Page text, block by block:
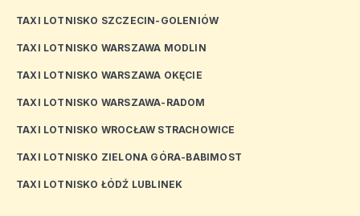
TAXI LOTNISKO SZCZECIN-GOLENIÓW
TAXI LOTNISKO WARSZAWA MODLIN
TAXI LOTNISKO WARSZAWA OKĘCIE
TAXI LOTNISKO WARSZAWA-RADOM
TAXI LOTNISKO WROCŁAW STRACHOWICE
TAXI LOTNISKO ZIELONA GÓRA-BABIMOST
TAXI LOTNISKO ŁÓDŹ LUBLINEK